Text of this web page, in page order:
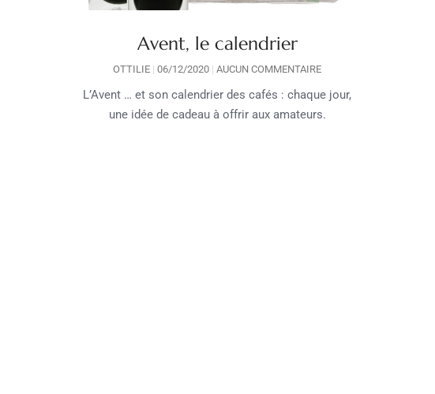
Avent, le calendrier
OTTILIE 06/12/2020 AUCUN COMMENTAIRE
L’Avent … et son calendrier des cafés : chaque jour,
une idée de cadeau à offrir aux amateurs.